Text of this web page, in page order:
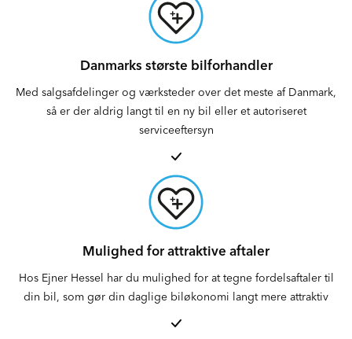
Danmarks største bilforhandler
Med salgsafdelinger og værksteder over det meste af Danmark,
så er der aldrig langt til en ny bil eller et autoriseret
serviceeftersyn
Mulighed for attraktive aftaler
Hos Ejner Hessel har du mulighed for at tegne fordelsaftaler til
din bil, som gør din daglige biløkonomi langt mere attraktiv